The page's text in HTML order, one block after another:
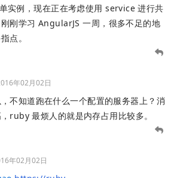
实例，现在正在考虑使用 service 进行共
刚学习 AngularJS 一周，很多不足的地
点。
年02月02日
不知道跑在什么一个配置的服务器上？消
ruby 最烦人的就是内存占用比较多。
年02月02日